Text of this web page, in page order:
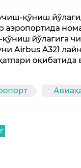
қўниш
йўлагига
Airbus A321